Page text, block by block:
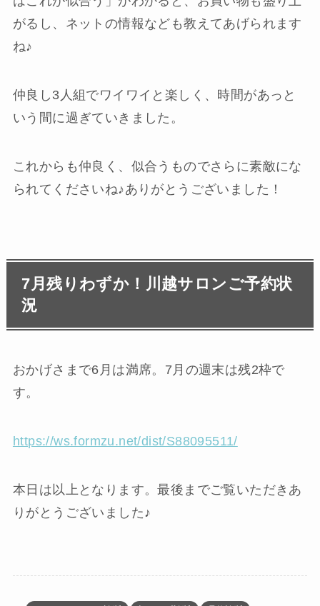
がるし、ネットの情報なども教えてあげられます
ね♪
仲良し3人組でワイワイと楽しく、時間があっと
いう間に過ぎていきました。
これからも仲良く、似合うものでさらに素敵にな
られてくださいね♪ありがとうございました！
7月残りわずか！川越サロンご予約状
況
おかげさまで6月は満席。7月の週末は残2枠で
す。
https://ws.formzu.net/dist/S88095511/
本日は以上となります。最後までご覧いただきあ
りがとうございました♪